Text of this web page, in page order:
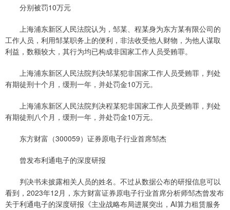
分别被罚10万元
上海浦东新区人民法院认为，邹某、程某身为东方某有限公司的
工作人员，利用邹某职务上的便利，非法收受他人财物，为他人谋取
利益，数额较大，其行为均已构成非国家工作人员受贿罪。
上海浦东新区人民法院判决邹某犯非国家工作人员受贿罪，判处
有期徒刑十个月，缓刑一年，并处罚金10万元。
上海浦东新区人民法院判决程某犯非国家工作人员受贿罪，判处
有期徒刑八个月，缓刑一年，并处罚金10万元。
东方财富（300059）证券原电子行业首席邹杰
曾发布利通电子的深度研报
判决书未披露相关人员的姓名。不过从数据公布的研报信息可以
看到，2023年12月，东方财富证券原电子行业首席分析师邹杰曾发布
关于利通电子的深度研报《主业战略布局进展突出，AI算力租赁服务